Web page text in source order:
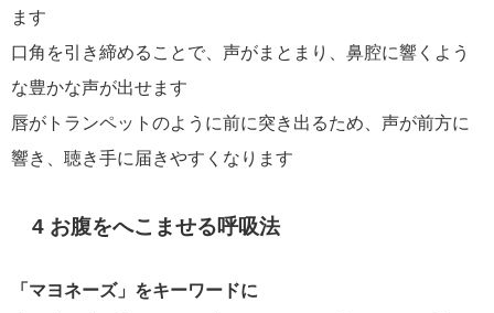
ます
口角を引き締めることで、声がまとまり、鼻腔に響くよう
な豊かな声が出せます
唇がトランペットのように前に突き出るため、声が前方に
響き、聴き手に届きやすくなります
4 お腹をへこませる呼吸法
「マヨネーズ」をキーワードに